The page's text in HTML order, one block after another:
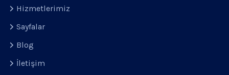
Hizmetlerimiz
Sayfalar
Blog
İletişim